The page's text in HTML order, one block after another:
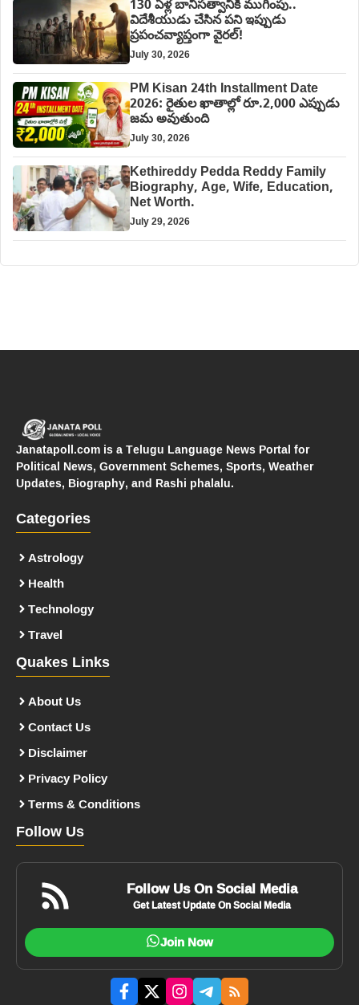
130 ఏళ్ల బానిసత్వానికి ముగింపు..
విదేశీయుడు చేసిన పని ఇప్పుడు
ప్రపంచవ్యాప్తంగా వైరల్!
July 30, 2026
PM Kisan 24th Installment Date
2026: రైతుల ఖాతాల్లో రూ.2,000 ఎప్పుడు
జమ అవుతుంది
July 30, 2026
Kethireddy Pedda Reddy Family
Biography, Age, Wife, Education,
Net Worth.
July 29, 2026
Janatapoll.com is a Telugu Language News Portal for
Political News, Government Schemes, Sports, Weather
Updates, Biography, and Rashi phalalu.
Categories
Astrology
Health
Technology
Travel
Quakes Links
About Us
Contact Us
Disclaimer
Privacy Policy
Terms & Conditions
Follow Us
Follow Us On Social Media
Get Latest Update On Social Media
Join Now